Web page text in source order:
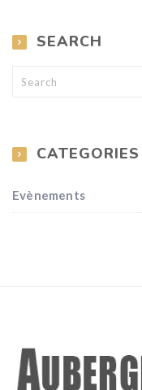
SEARCH
CATEGORIES
Evènements